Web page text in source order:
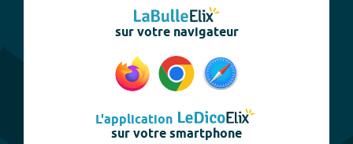
sur votre navigateur
L'application
sur votre smartphone